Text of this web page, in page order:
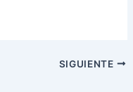
SIGUIENTE